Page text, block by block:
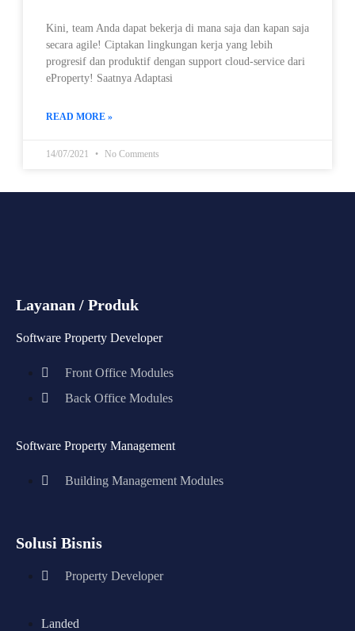
Kini, team Anda dapat bekerja di mana saja dan kapan saja
secara agile! Ciptakan lingkungan kerja yang lebih
progresif dan produktif dengan support cloud-service dari
eProperty! Saatnya Adaptasi
READ MORE »
14/07/2021 No Comments
Layanan / Produk
Software Property Developer
Front Office Modules
Back Office Modules
Software Property Management
Building Management Modules
Solusi Bisnis
Property Developer
Landed